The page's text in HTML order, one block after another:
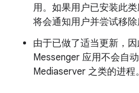
用。如果用户已安装此
将会通知用户并尝试移除
由于已做了适当更新，
Messenger 应用不会自
Mediaserver 之类的进程。